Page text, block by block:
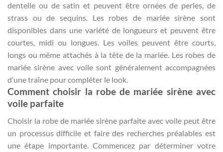
dentelle ou de satin et peuvent être ornées de perles, de
strass ou de sequins. Les robes de mariée sirène sont
disponibles dans une variété de longueurs et peuvent être
courtes, midi ou longues. Les voiles peuvent être courts,
longs ou même attachés à la tête de la mariée. Les robes de
mariée sirène avec voile sont généralement accompagnées
d’une traîne pour compléter le look.
Comment choisir la robe de mariée sirène avec
voile parfaite
Choisir la robe de mariée sirène parfaite avec voile peut être
un processus difficile et faire des recherches préalables est
une étape importante. Commencez par déterminer votre